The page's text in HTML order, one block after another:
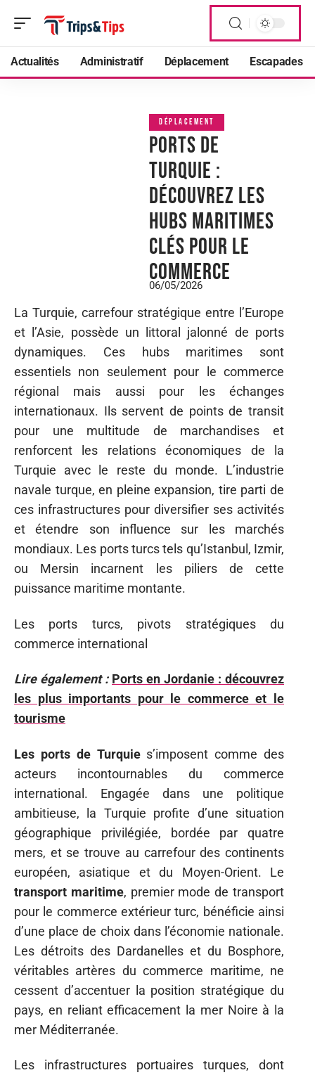
Actualités Administratif Déplacement Escapades
DÉPLACEMENT
Ports de
Turquie :
découvrez les
hubs maritimes
clés pour le
commerce
06/05/2026
La Turquie, carrefour stratégique entre l’Europe
et l’Asie, possède un littoral jalonné de ports
dynamiques. Ces hubs maritimes sont
essentiels non seulement pour le commerce
régional mais aussi pour les échanges
internationaux. Ils servent de points de transit
pour une multitude de marchandises et
renforcent les relations économiques de la
Turquie avec le reste du monde. L’industrie
navale turque, en pleine expansion, tire parti de
ces infrastructures pour diversifier ses activités
et étendre son influence sur les marchés
mondiaux. Les ports turcs tels qu’Istanbul, Izmir,
ou Mersin incarnent les piliers de cette
puissance maritime montante.
Les ports turcs, pivots stratégiques du
commerce international
Lire également : Ports en Jordanie : découvrez
les plus importants pour le commerce et le
tourisme
Les ports de Turquies’imposent comme des
acteurs incontournables du commerce
international. Engagée dans une politique
ambitieuse, la Turquie profite d’une situation
géographique privilégiée, bordée par quatre
mers, et se trouve au carrefour des continents
européen, asiatique et du Moyen-Orient. Le
transport maritime, premier mode de transport
pour le commerce extérieur turc, bénéficie ainsi
d’une place de choix dans l’économie nationale.
Les détroits des Dardanelles et du Bosphore,
véritables artères du commerce maritime, ne
cessent d’accentuer la position stratégique du
pays, en reliant efficacement la mer Noire à la
mer Méditerranée.
Les infrastructures portuaires turques, dont